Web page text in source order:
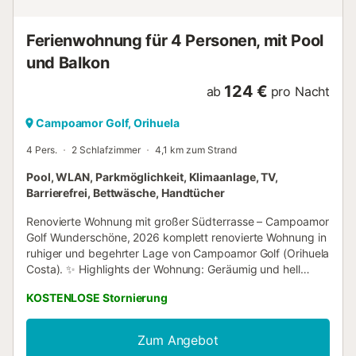
Ferienwohnung für 4 Personen, mit Pool
und Balkon
ab 124 € pro Nacht
Campoamor Golf, Orihuela
4 Pers. 2 Schlafzimmer 4,1 km zum Strand
Pool, WLAN, Parkmöglichkeit, Klimaanlage, TV,
Barrierefrei, Bettwäsche, Handtücher
Renovierte Wohnung mit großer Südterrasse – Campoamor
Golf Wunderschöne, 2026 komplett renovierte Wohnung in
ruhiger und begehrter Lage von Campoamor Golf (Orihuela
Costa). ✨ Highlights der Wohnung: Geräumig und hell
komfortable Schlafzimmer 2 Badezimmer Große, sonnige
Südterrasse Klimaanlage und Zentralheizung (ganzjährig
ideal) 🏊‍♂️ Anlage mit großem Gemeinschaftspool und
Liegestühlen. 📍 Ideale Lage: 4 renommierte Golfplätze in
KOSTENLOSE Stornierung
Zum Angebot